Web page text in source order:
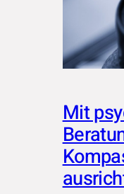
Mit